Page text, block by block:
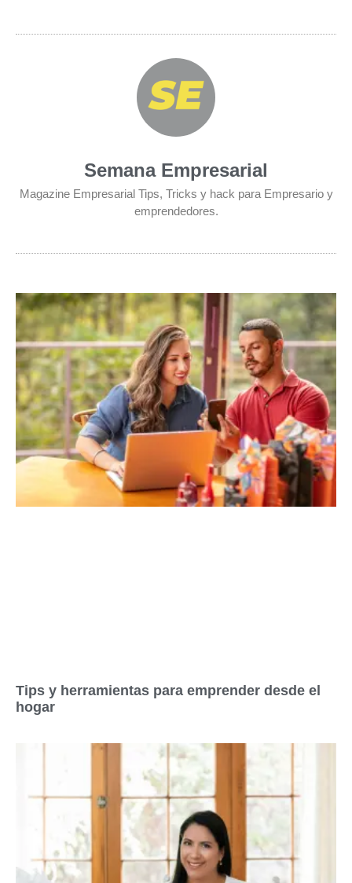
Semana Empresarial
Magazine Empresarial Tips, Tricks y hack para Empresario y
emprendedores.
Tips y herramientas para emprender desde el
hogar